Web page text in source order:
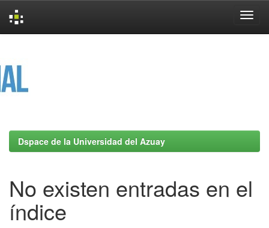
Dspace de la Universidad del Azuay
No existen entradas en el
índice